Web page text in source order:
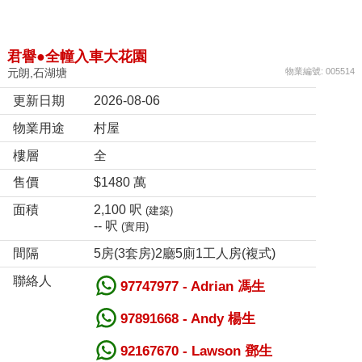
君譽●全幢入車大花園
元朗,石湖塘 物業編號: 005514
更新日期
2026-08-06
物業用途
村屋
樓層
全
售價
$1480 萬
面積
2,100 呎 (建築)
-- 呎 (實用)
間隔
5房(3套房)2廳5廁1工人房(複式)
聯絡人
97747977 - Adrian 馮生
97891668 - Andy 楊生
92167670 - Lawson 鄧生